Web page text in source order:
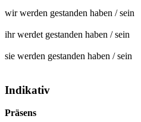
wir werden gestanden haben / sein
ihr werdet gestanden haben / sein
sie werden gestanden haben / sein
Indikativ
Präsens